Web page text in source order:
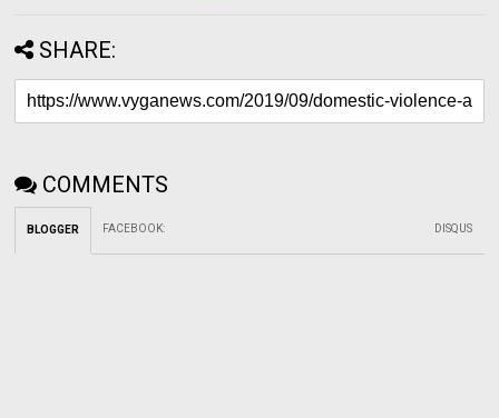
SHARE:
COMMENTS
BLOGGER FACEBOOK: DISQUS